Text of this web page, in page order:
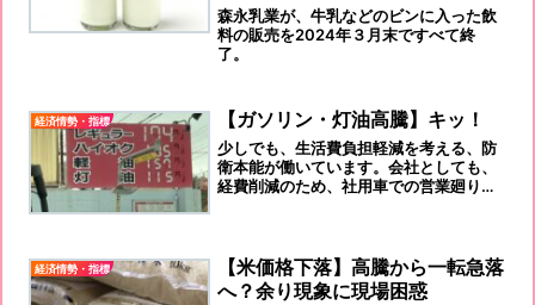
森永乳業が、牛乳などのビンに入った飲
料の販売を2024年３月末ですべて終
了。
経済情勢・指標 【ガソリン・灯油高騰】キッ！
少しでも、生活費負担軽減を考える、防
衛本能が働いています。会社としても、
経費削減のため、社用車での営業廻りを
経済情勢・指標
【米価格下落】高騰から一転急落
へ？余り現象に現場困惑